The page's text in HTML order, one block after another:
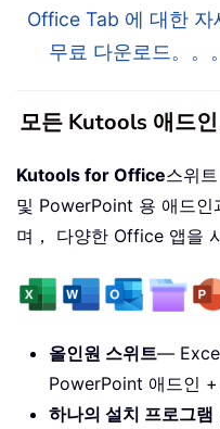
Office Tab 에 대한 자
무료 다운로드。。。
모든 Kutools 애드
Kutools for Office스위
및 PowerPoint 용 애드
며， 다양한 Office 앱을
올인원 스위트—
PowerPoint 애드인
하나의 설치 프로그